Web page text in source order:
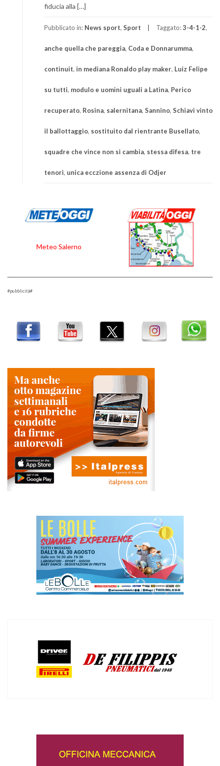
fiducia alla […]
Pubblicato in: News sport, Sport Taggato:3-4-1-2,
anche quella che pareggia, Coda e Donnarumma,
continuit, in mediana Ronaldo play maker, Luiz Felipe
su tutti, modulo e uomini uguali a Latina, Perico
recuperato, Rosina, salernitana, Sannino, Schiavi vinto
il ballottaggio, sostituito dal rientrante Busellato,
squadre che vince non si cambia, stessa difesa, tre
tenori, unica ecczione assenza di Odjer
Meteo Salerno
#pubblicità#